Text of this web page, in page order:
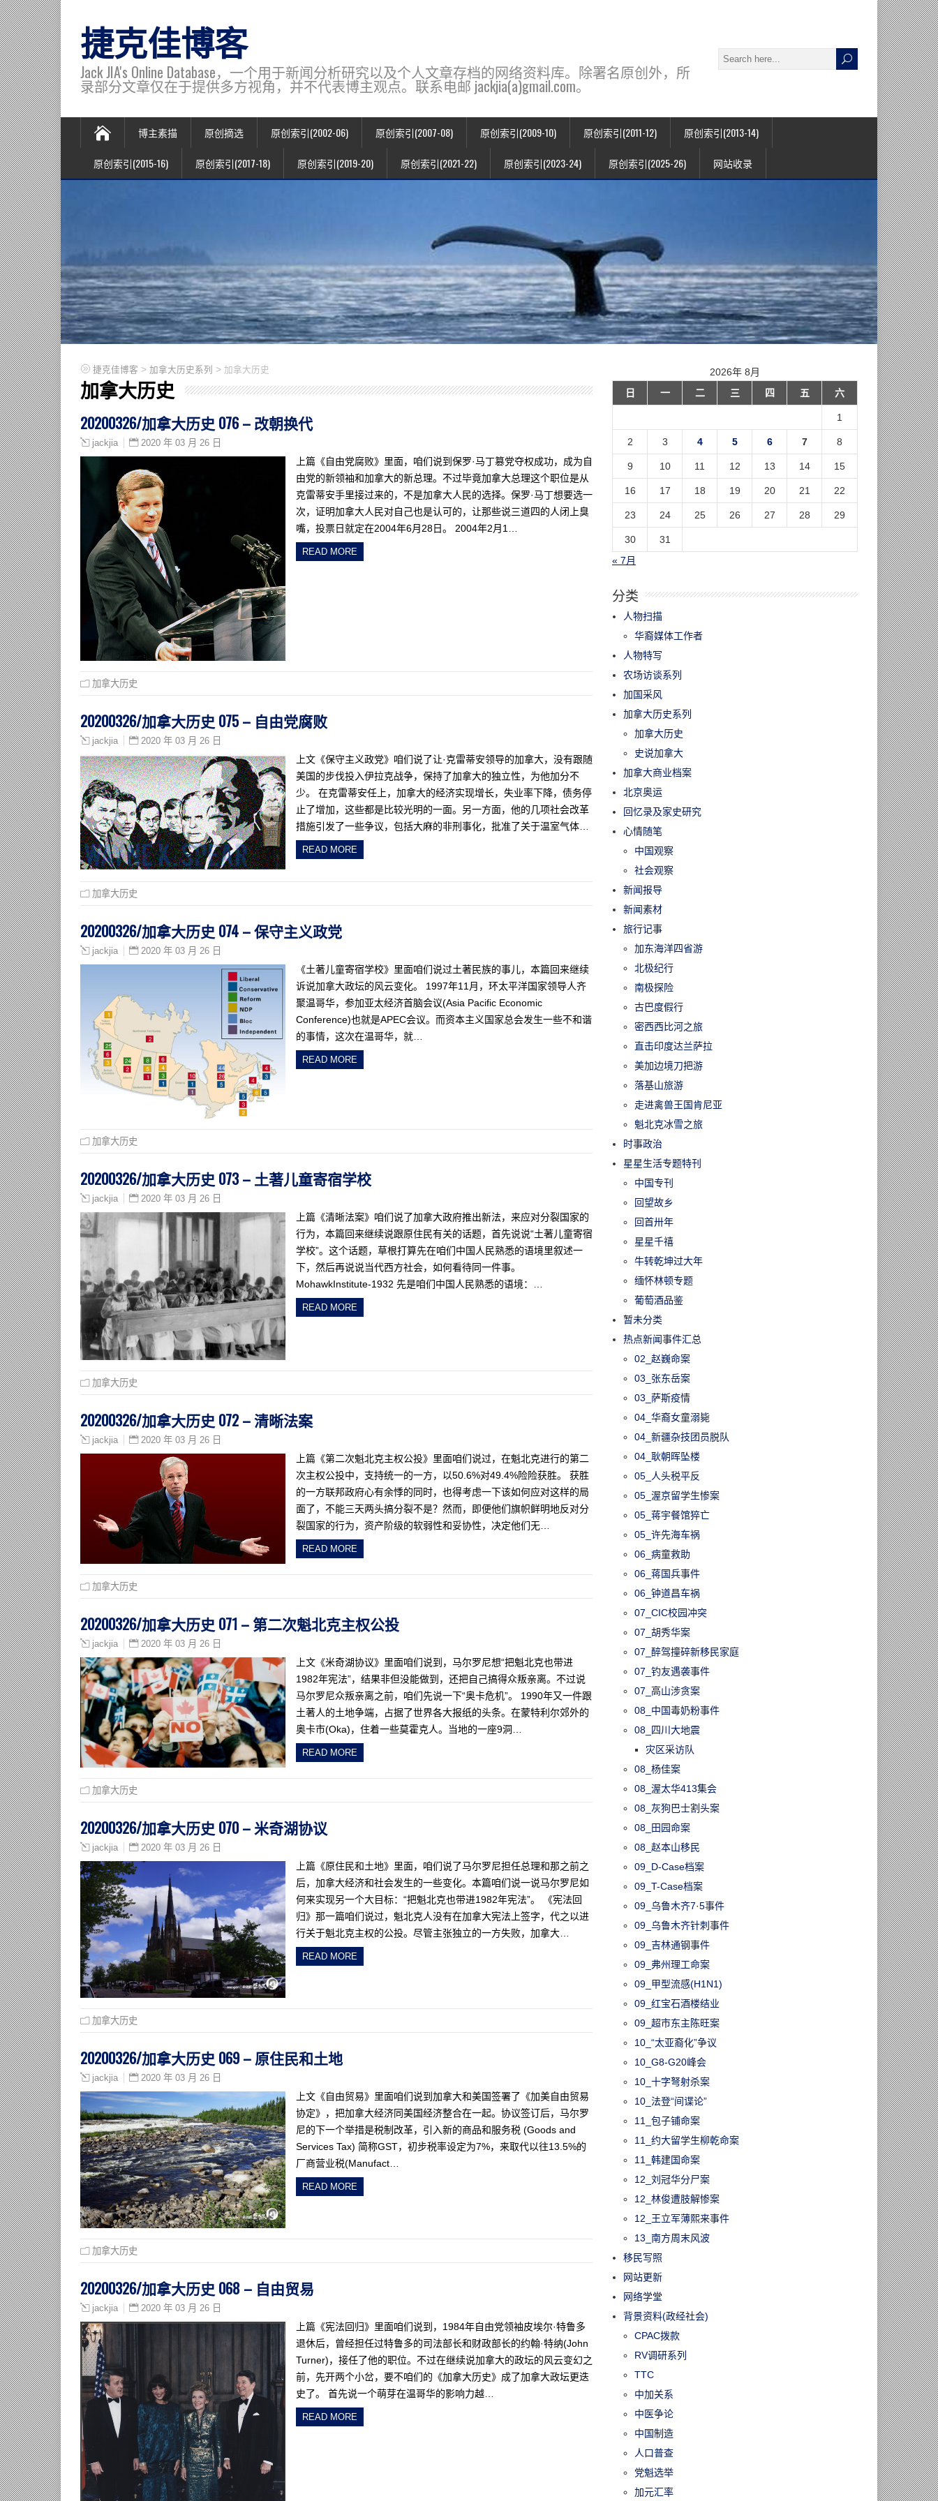
捷克佳博客
Jack JIA's Online Database，一个用于新闻分析研究以及个人文章存档的网络资料库。除署名原创外，所
录部分文章仅在于提供多方视角，并不代表博主观点。联系电邮 jackjia(a)gmail.com。
博主素描 原创摘选 原创索引(2002-06) 原创索引(2007-08) 原创索引(2009-10) 原创索引(2011-12) 原创索引(2013-14)
原创索引(2015-16) 原创索引(2017-18) 原创索引(2019-20) 原创索引(2021-22) 原创索引(2023-24) 原创索引(2025-26) 网站收录
捷克佳博客 > 加拿大历史系列 > 加拿大历史
加拿大历史
20200326/加拿大历史 076 – 改朝换代
jackjia 2020 年 03 月 26 日
上篇《自由党腐败》里面，咱们说到保罗·马丁篡党夺权成功，成为自
由党的新领袖和加拿大的新总理。不过毕竟加拿大总理这个职位是从
克雷蒂安手里接过来的，不是加拿大人民的选择。保罗·马丁想要选一
次，证明加拿大人民对自己也是认可的，让那些说三道四的人闭上臭
嘴，投票日就定在2004年6月28日。 2004年2月1…
READ MORE
加拿大历史
20200326/加拿大历史 075 – 自由党腐败
jackjia 2020 年 03 月 26 日
上文《保守主义政党》咱们说了让·克雷蒂安领导的加拿大，没有跟随
美国的步伐投入伊拉克战争，保持了加拿大的独立性，为他加分不
少。 在克雷蒂安任上，加拿大的经济实现增长，失业率下降，债务停
止了增加，这些都是比较光明的一面。另一方面，他的几项社会改革
措施引发了一些争议，包括大麻的非刑事化，批准了关于温室气体…
READ MORE
加拿大历史
20200326/加拿大历史 074 – 保守主义政党
jackjia 2020 年 03 月 26 日
《土著儿童寄宿学校》里面咱们说过土著民族的事儿，本篇回来继续
诉说加拿大政坛的风云变化。 1997年11月，环太平洋国家领导人齐
聚温哥华，参加亚太经济首脑会议(Asia Pacific Economic
Conference)也就是APEC会议。而资本主义国家总会发生一些不和谐
的事情，这次在温哥华，就…
READ MORE
加拿大历史
20200326/加拿大历史 073 – 土著儿童寄宿学校
jackjia 2020 年 03 月 26 日
上篇《清晰法案》咱们说了加拿大政府推出新法，来应对分裂国家的
行为，本篇回来继续说跟原住民有关的话题，首先说说“土著儿童寄宿
学校”。这个话题，草根打算先在咱们中国人民熟悉的语境里叙述一
下，然后再说说当代西方社会，如何看待同一件事。
MohawkInstitute-1932 先是咱们中国人民熟悉的语境：…
READ MORE
加拿大历史
20200326/加拿大历史 072 – 清晰法案
jackjia 2020 年 03 月 26 日
上篇《第二次魁北克主权公投》里面咱们说过，在魁北克进行的第二
次主权公投中，支持统一的一方，以50.6%对49.4%险险获胜。 获胜
的一方联邦政府心有余悸的同时，也得考虑一下该如何应对这样的局
面了，不能三天两头搞分裂不是？然而，即便他们旗帜鲜明地反对分
裂国家的行为，资产阶级的软弱性和妥协性，决定他们无…
READ MORE
加拿大历史
20200326/加拿大历史 071 – 第二次魁北克主权公投
jackjia 2020 年 03 月 26 日
上文《米奇湖协议》里面咱们说到，马尔罗尼想“把魁北克也带进
1982年宪法”，结果非但没能做到，还把自己搞得众叛亲离。不过说
马尔罗尼众叛亲离之前，咱们先说一下“奥卡危机”。 1990年又一件跟
土著人的土地争端，占据了世界各大报纸的头条。在蒙特利尔郊外的
奥卡市(Oka)，住着一些莫霍克人。当地的一座9洞…
READ MORE
加拿大历史
20200326/加拿大历史 070 – 米奇湖协议
jackjia 2020 年 03 月 26 日
上篇《原住民和土地》里面，咱们说了马尔罗尼担任总理和那之前之
后，加拿大经济和社会发生的一些变化。本篇咱们说一说马尔罗尼如
何来实现另一个大目标：“把魁北克也带进1982年宪法”。 《宪法回
归》那一篇咱们说过，魁北克人没有在加拿大宪法上签字，代之以进
行关于魁北克主权的公投。尽管主张独立的一方失败，加拿大…
READ MORE
加拿大历史
20200326/加拿大历史 069 – 原住民和土地
jackjia 2020 年 03 月 26 日
上文《自由贸易》里面咱们说到加拿大和美国签署了《加美自由贸易
协定》，把加拿大经济同美国经济整合在一起。协议签订后，马尔罗
尼的下一个举措是税制改革，引入新的商品和服务税 (Goods and
Services Tax) 简称GST，初步税率设定为7%，来取代以往13.5%的
厂商营业税(Manufact…
READ MORE
加拿大历史
20200326/加拿大历史 068 – 自由贸易
jackjia 2020 年 03 月 26 日
上篇《宪法回归》里面咱们说到，1984年自由党领袖皮埃尔·特鲁多
退休后，曾经担任过特鲁多的司法部长和财政部长的约翰·特纳(John
Turner)，接任了他的职位。不过在继续说加拿大的政坛的风云变幻之
前，先开两个小岔，要不咱们的《加拿大历史》成了加拿大政坛更迭
史了。 首先说一个萌芽在温哥华的影响力越…
READ MORE
2026年 8月
日
一 二 三 四 五 六
1
2 3 4 5 6 7 8
9 10 11 12 13 14 15
16 17 18 19 20 21 22
23 24 25 26 27 28 29
30
31
« 7月
分类
人物扫描
华裔媒体工作者
人物特写
农场访谈系列
加国采风
加拿大历史系列
加拿大历史
史说加拿大
加拿大商业档案
北京奥运
回忆录及家史研究
心情随笔
中国观察
社会观察
新闻报导
新闻素材
旅行记事
加东海洋四省游
北极纪行
南极探险
古巴度假行
密西西比河之旅
直击印度达兰萨拉
美加边境刀把游
落基山旅游
走进禽兽王国肯尼亚
魁北克冰雪之旅
时事政治
星星生活专题特刊
中国专刊
回望故乡
回首卅年
星星千禧
牛转乾坤过大年
缅怀林顿专题
葡萄酒品鉴
暂未分类
热点新闻事件汇总
02_赵巍命案
03_张东岳案
03_萨斯疫情
04_华裔女童溺毙
04_新疆杂技团员脱队
04_耿朝晖坠楼
05_人头税平反
05_渥京留学生惨案
05_蒋宇餐馆猝亡
05_许先海车祸
06_病童救助
06_蒋国兵事件
06_钟道昌车祸
07_CIC校园冲突
07_胡秀华案
07_醉驾撞碎新移民家庭
07_钓友遇袭事件
07_高山涉贪案
08_中国毒奶粉事件
08_四川大地震
灾区采访队
08_杨佳案
08_渥太华413集会
08_灰狗巴士割头案
08_田园命案
08_赵本山移民
09_D-Case档案
09_T-Case档案
09_乌鲁木齐7·5事件
09_乌鲁木齐针刺事件
09_吉林通钢事件
09_弗州理工命案
09_甲型流感(H1N1)
09_红宝石酒楼结业
09_超市东主陈旺案
10_“太亚裔化”争议
10_G8-G20峰会
10_十字弩射杀案
10_法登“间谍论”
11_包子铺命案
11_约大留学生柳乾命案
11_韩建国命案
12_刘冠华分尸案
12_林俊遭肢解惨案
12_王立军薄熙来事件
13_南方周末风波
移民写照
网站更新
网络学堂
背景资料(政经社会)
CPAC拨款
RV调研系列
TTC
中加关系
中医争论
中国制造
人口普查
党魁选举
加元汇率